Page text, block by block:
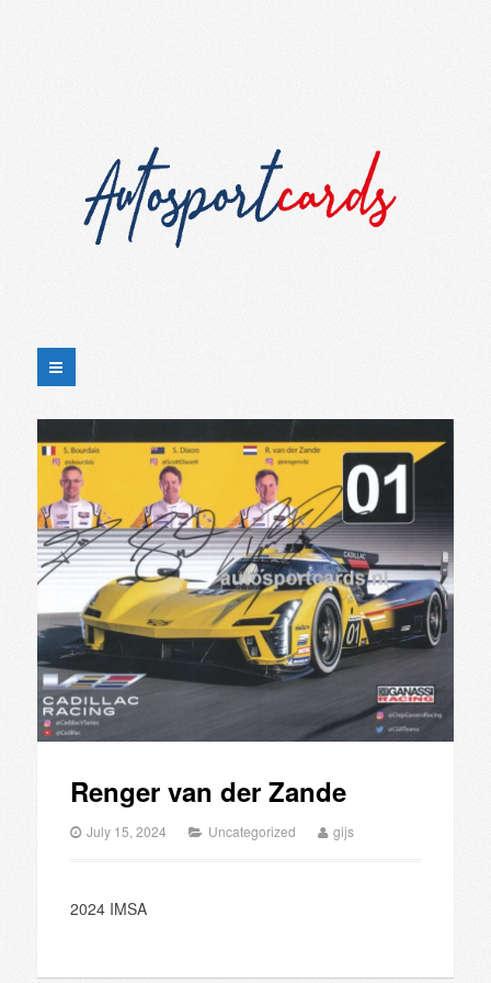
Renger van der Zande
July 15, 2024 Uncategorized gijs
2024 IMSA